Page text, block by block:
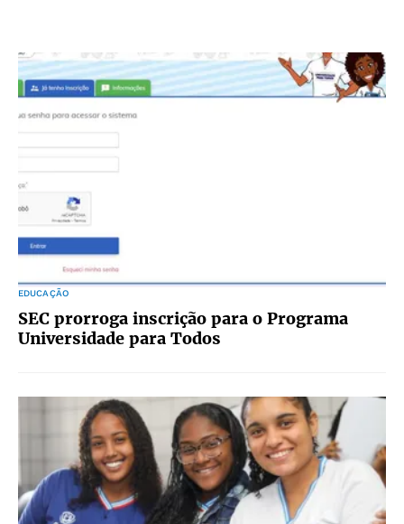
EDUCAÇÃO
SEC prorroga inscrição para o Programa
Universidade para Todos